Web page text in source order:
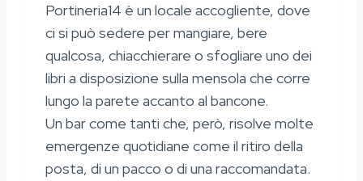
Portineria14 è un locale accogliente, dove
ci si può sedere per mangiare, bere
qualcosa, chiacchierare o sfogliare uno dei
libri a disposizione sulla mensola che corre
lungo la parete accanto al bancone.
Un bar come tanti che, però, risolve molte
emergenze quotidiane come il ritiro della
posta, di un pacco o di una raccomandata.